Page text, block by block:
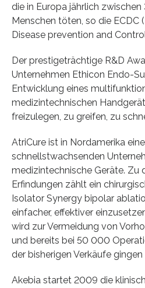
die in Europa jährlich
Menschen töten, so die ECDC
Disease prevention and
Der prestigeträchtige R&D
Unternehmen Ethicon Endo-
Entwicklung eines
medizintechnischen
freizulegen, zu greifen, zu
AtriCure ist in Nordamerika
schnellstwachsenden
medizintechnische Geräte. Zu
Erfindungen zählt ein
Isolator Synergy bipolar
einfacher, effektiver
wird zur Vermeidung von
und bereits bei 50 000
der bisherigen Verkäufe gingen
Akebia startet 2009 die